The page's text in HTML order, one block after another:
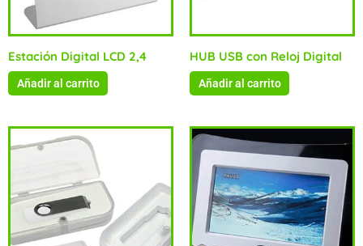
Estación Digital LCD 2,4
Añadir al carrito
HUB USB con Reloj Digital
Añadir al carrito